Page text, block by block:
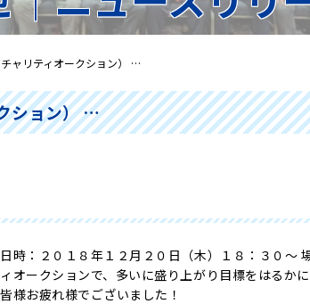
ャリティオークション） …
ション） …
時：２０１８年１２月２０日（木）１８：３０～
オークションで、多いに盛り上がり目標をはるか
様お疲れ様でございました！